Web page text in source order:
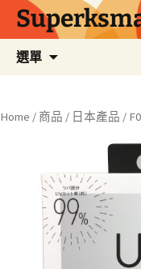
選單
內
Home / 商品 / 日本產品 /